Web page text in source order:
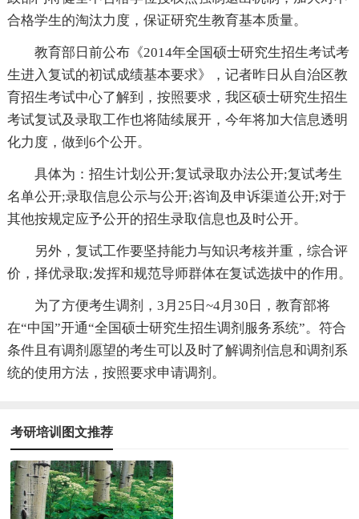
合格学生的淘汰力度，保证研究生教育基本质量。
教育部日前公布《2014年全国硕士研究生招生考试考
生进入复试的初试成绩基本要求》，记者昨日从自治区教
育招生考试中心了解到，按照要求，我区硕士研究生招生
考试复试及录取工作也将陆续展开，今年将加大信息透明
化力度，做到6个公开。
具体为：招生计划公开;复试录取办法公开;复试考生
名单公开;录取信息公示与公开;咨询及申诉渠道公开;对于
其他按规定应予公开的招生录取信息也及时公开。
另外，复试工作要坚持能力与知识考核并重，综合评
价，择优录取;发挥和规范导师群体在复试选拔中的作用。
为了方便考生调剂，3月25日~4月30日，教育部将
在“中国”开通“全国硕士研究生招生调剂服务系统”。符合
条件且有调剂愿望的考生可以及时了解调剂信息和调剂系
统的使用方法，按照要求申请调剂。
考研培训图文推荐